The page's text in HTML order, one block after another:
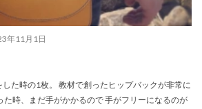
年11月1日
た時の1枚。 教材で創ったヒップバックが非常に
た時、まだ手がかかるので 手がフリーになるのが